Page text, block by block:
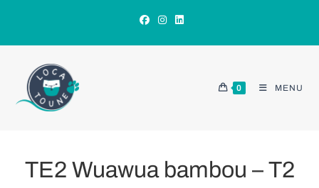
content
0 MENU
TE2 Wuawua bambou – T2